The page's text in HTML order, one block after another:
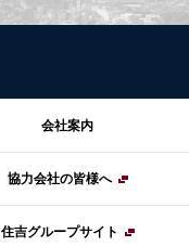
会社案内
協力会社の皆様へ
住吉グループサイト